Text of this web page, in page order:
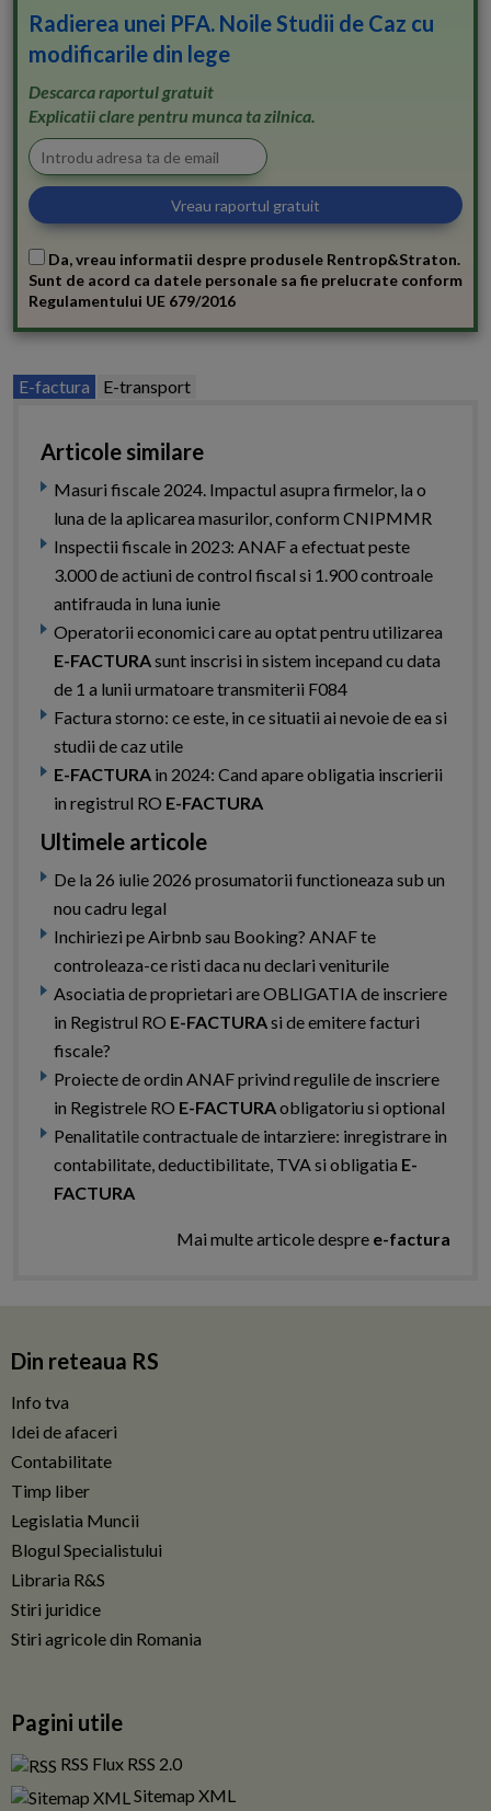
Radierea unei PFA. Noile Studii de Caz cu
modificarile din lege
Descarca raportul gratuit
Explicatii clare pentru munca ta zilnica.
Da, vreau informatii despre produsele Rentrop&Straton.
Sunt de acord ca datele personale sa fie prelucrate conform
Regulamentului UE 679/2016
E-factura E-transport
Articole similare
Masuri fiscale 2024. Impactul asupra firmelor, la o
luna de la aplicarea masurilor, conform CNIPMMR
Inspectii fiscale in 2023: ANAF a efectuat peste
3.000 de actiuni de control fiscal si 1.900 controale
antifrauda in luna iunie
Operatorii economici care au optat pentru utilizarea
E-FACTURAsunt inscrisi in sistem incepand cu data
de 1 a lunii urmatoare transmiterii F084
Factura storno: ce este, in ce situatii ai nevoie de ea si
studii de caz utile
E-FACTURA in 2024: Cand apare obligatia inscrierii
in registrul RO E-FACTURA
Ultimele articole
De la 26 iulie 2026 prosumatorii functioneaza sub un
nou cadru legal
Inchiriezi pe Airbnb sau Booking? ANAF te
controleaza-ce risti daca nu declari veniturile
Asociatia de proprietari are OBLIGATIA de inscriere
in Registrul RO E-FACTURAsi de emitere facturi
fiscale?
Proiecte de ordin ANAF privind regulile de inscriere
in Registrele RO E-FACTURAobligatoriu si optional
Penalitatile contractuale de intarziere: inregistrare in
contabilitate, deductibilitate, TVA si obligatia E-
FACTURA
Mai multe articole despre e-factura
Din reteaua RS
Info tva
Idei de afaceri
Contabilitate
Timp liber
Legislatia Muncii
Blogul Specialistului
Libraria R&S
Stiri juridice
Stiri agricole din Romania
Pagini utile
RSS Flux RSS 2.0
Sitemap XML